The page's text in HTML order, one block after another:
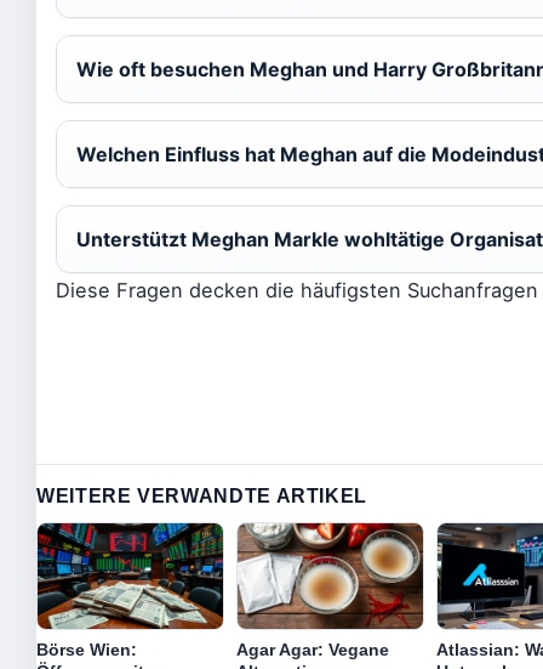
Wie oft besuchen Meghan und Harry
Welchen Einfluss hat Meghan auf die
Unterstützt Meghan Markle wohltätige
Diese Fragen decken die häufigsten
WEITERE VERWANDTE ARTIKEL
Börse Wien:
Agar Agar: Vegane
Atlassian: